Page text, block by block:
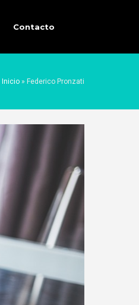
Contacto
Inicio » Federico Pronzati